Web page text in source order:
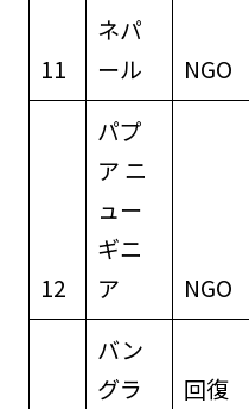
11
ネパ
ール
NGO
12
パプ
ア ニ
ュー
ギニ
ア
NGO
バン
グラ
回復